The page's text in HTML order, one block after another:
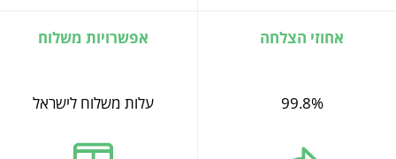
אחוזי הצלחה
99.8%
אפשרויות משלוח
עלות משלוח לישראל